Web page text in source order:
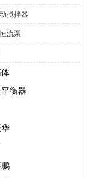
搅拌器
流泵
衡器
华
鹏